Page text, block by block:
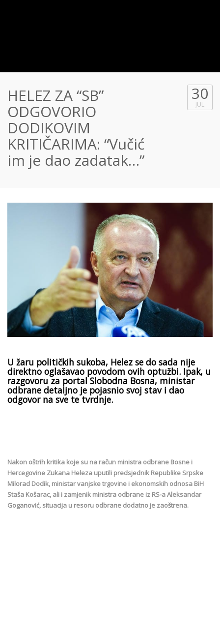
HELEZ ZA “SB”
ODGOVORIO
DODIKOVIM
KRITIČARIMA: “Vučić
im je dao zadatak…”
30
JUL
U žaru političkih sukoba, Helez se do sada nije
direktno oglašavao povodom ovih optužbi. Ipak, u
razgovoru za portal Slobodna Bosna, ministar
odbrane detaljno je pojasnio svoj stav i dao
odgovor na sve te tvrdnje.
Nakon oštrih kritika koje su na račun ministra odbrane Bosne i
Hercegovine Zukana Heleza uputili predsjednik Republike Srpske
Milorad Dodik, ministar vanjske trgovine i ekonomskih odnosa BiH
Staša Košarac, ali i zamjenik ministra odbrane iz RS-a Aleksandar
Goganović, situacija u resoru odbrane dodatno je zaoštrena.